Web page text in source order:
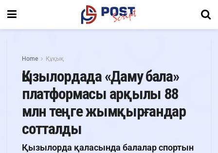
Home Құқық
Қызылордада «Даму бала»
платформасы арқылы 88
млн теңге жымқырғандар
сотталды
Қызылорда қаласында балалар спортын